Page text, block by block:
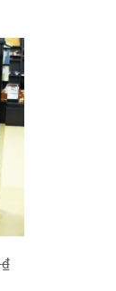
₫